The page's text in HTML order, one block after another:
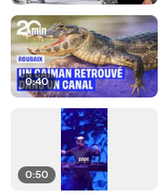
0:40
0:50